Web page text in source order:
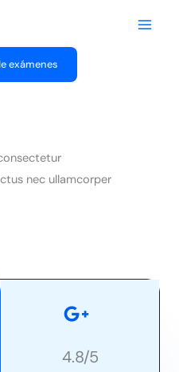
exámenes
nec ullamcorper
4.8/5